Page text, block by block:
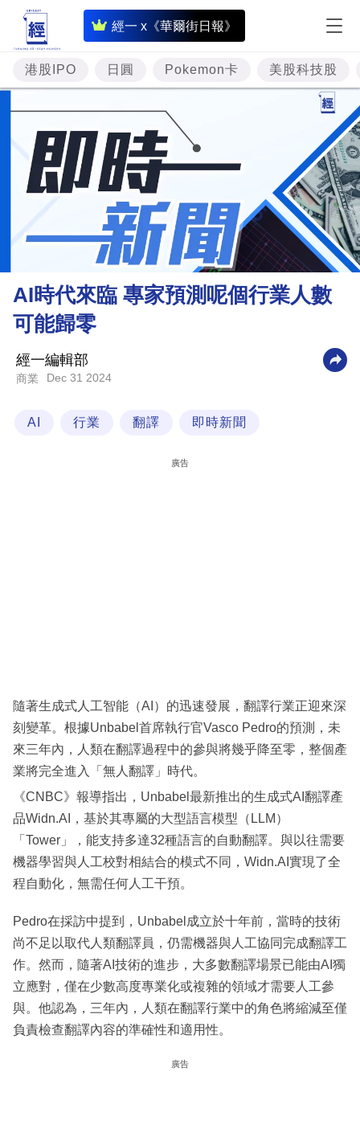
經一 x《華爾街日報》
即
時
財
經
專
題
投
資
樓
市
財
科
區
港股IPO 日圓 Pokemon卡 美股科技股
AI時代來臨 專家預測呢個行業人數
可能歸零
經一編輯部
商業 Dec 31 2024
AI 行業 翻譯 即時新聞
廣告
隨著生成式人工智能（AI）的迅速發展，翻譯行業正迎來深
刻變革。根據Unbabel首席執行官Vasco Pedro的預測，未
來三年內，人類在翻譯過程中的參與將幾乎降至零，整個產
業將完全進入「無人翻譯」時代。
《CNBC》報導指出，Unbabel最新推出的生成式AI翻譯產
品Widn.AI，基於其專屬的大型語言模型（LLM）
「Tower」，能支持多達32種語言的自動翻譯。與以往需要
機器學習與人工校對相結合的模式不同，Widn.AI實現了全
程自動化，無需任何人工干預。
Pedro在採訪中提到，Unbabel成立於十年前，當時的技術
尚不足以取代人類翻譯員，仍需機器與人工協同完成翻譯工
作。然而，隨著AI技術的進步，大多數翻譯場景已能由AI獨
立應對，僅在少數高度專業化或複雜的領域才需要人工參
與。他認為，三年內，人類在翻譯行業中的角色將縮減至僅
負責檢查翻譯內容的準確性和適用性。
廣告